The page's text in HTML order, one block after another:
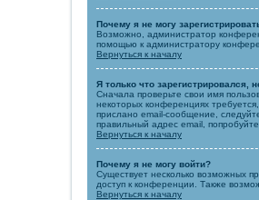
Почему я не могу
Возможно, администратор
помощью к администратору
Вернуться к началу
Я только что зарегистрировался,
Сначала проверьте свои имя
некоторых конференциях
прислано email-сообщение,
правильный адрес email,
Вернуться к началу
Почему я не могу войти?
Существует несколько возможных
доступ к конференции. Также
Вернуться к началу